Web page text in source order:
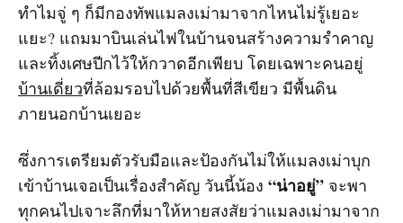
ทำไมจู่ ๆ ก็มีกองทัพแมลงเม่ามาจากไหนไม่รู้เยอะ
แยะ? แถมมาบินเล่นไฟในบ้านจนสร้างความรำคาญ
และทิ้งเศษปีกไว้ให้กวาดอีกเพียบ โดยเฉพาะคนอยู่
บ้านเดี่ยวที่ล้อมรอบไปด้วยพื้นที่สีเขียว มีพื้นดิน
ภายนอกบ้านเยอะ
ซึ่งการเตรียมตัวรับมือและป้องกันไม่ให้แมลงเม่าบุก
เข้าบ้านเจอเป็นเรื่องสำคัญ วันนี้น้อง “น่าอยู่” จะพา
ทุกคนไปเจาะลึกที่มาให้หายสงสัยว่าแมลงเม่ามาจาก